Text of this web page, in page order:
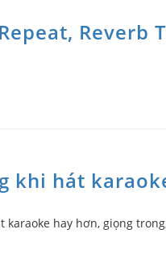
Reverb
khi hát
karaoke hay hơn, giọng